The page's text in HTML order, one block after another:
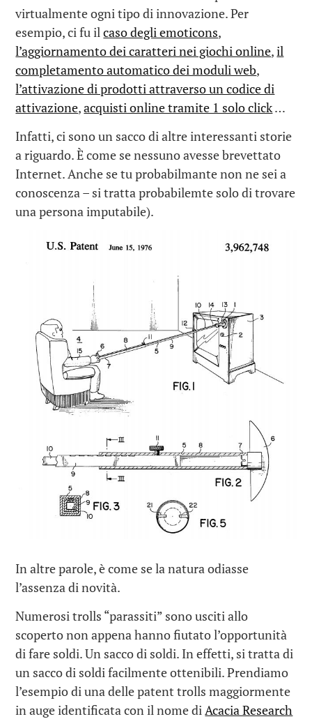
virtualmente ogni tipo di innovazione. Per
esempio, ci fu ilcaso degli emoticons,
l’aggiornamento dei caratteri nei giochi online,il
completamento automatico dei moduli web,
l’attivazione di prodotti attraverso un codice di
attivazione,acquisti online tramite 1 solo click…
Infatti, ci sono un sacco di altre interessanti storie
a riguardo. È come se nessuno avesse brevettato
Internet. Anche se tu probabilmante non ne sei a
conoscenza – si tratta probabilemte solo di trovare
una persona imputabile).
In altre parole, è come se la natura odiasse
l’assenza di novità.
Numerosi trolls “parassiti” sono usciti allo
scoperto non appena hanno fiutato l’opportunità
di fare soldi. Un sacco di soldi. In effetti, si tratta di
un sacco di soldi facilmente ottenibili. Prendiamo
l’esempio di una delle patent trolls maggiormente
in auge identificata con il nome di Acacia Research